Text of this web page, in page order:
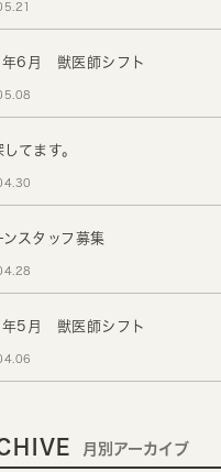
6月 獣医師シフト
てます。
ンスタッフ募集
5月 獣医師シフト
月別アーカイブ